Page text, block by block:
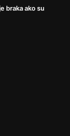
braka ako su